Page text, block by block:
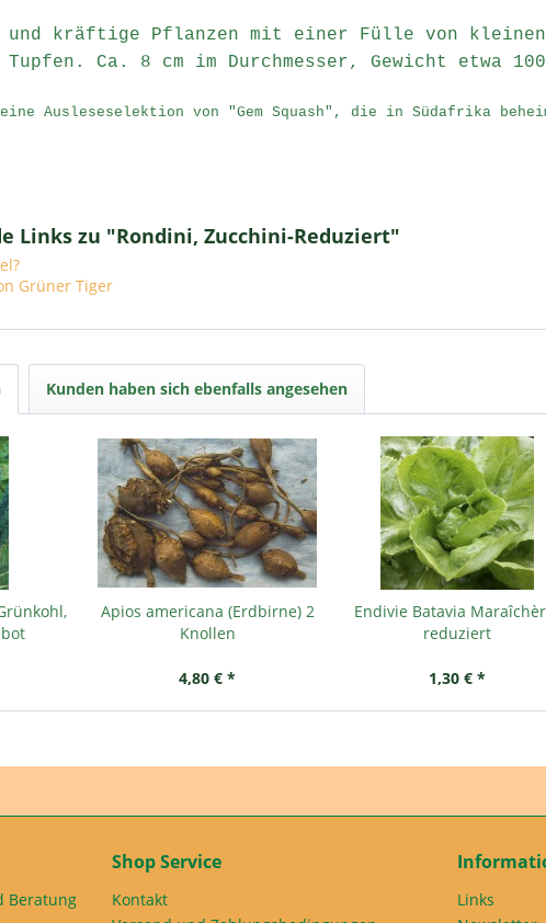
und kräftige Pflanzen mit einer Fülle von
Ca. 8 cm im Durchmesser, Gewicht etwa
Ausleseselektion von "Gem Squash", die in Südafrika
Links zu "Rondini, Zucchini-Reduziert"
Grüner Tiger
Kunden haben sich ebenfalls angesehen
Apios americana (Erdbirne) 2
Knollen
4,80 € *
Endivie Batavia
reduziert
1,30 € *
Beratung
Shop Service
Kontakt
Links